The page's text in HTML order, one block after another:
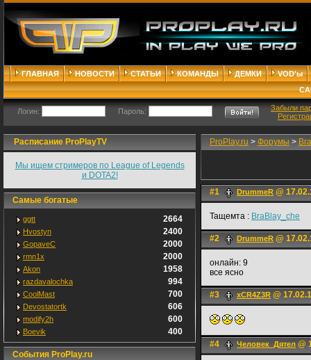
ГЛАВНАЯ НОВОСТИ СТАТЬИ КОМАНДЫ ДЕМКИ
VOD'ы
Логин: Пароль:
Забыли
Расписание ProPlayTV
Мы ищем стримеров по League of Legends
и DOTA2!
Самые богатые
ggtt 2664
Hvostyn 2400
GopaveC 2000
rmn1x 2000
Akon 1958
razdavalochka 994
CoolMast 700
Devostatortk 606
modify2h 600
Boevik 400
События ProPlay.ru
ProPlay.ru > Форумы >
#1 DrummeR @
Тащемта : BraBlay_che
#2 DrummeR @
онлайн: 9
все ясно
#3 xCR4Z3R @
#4 Человек_Дятел @